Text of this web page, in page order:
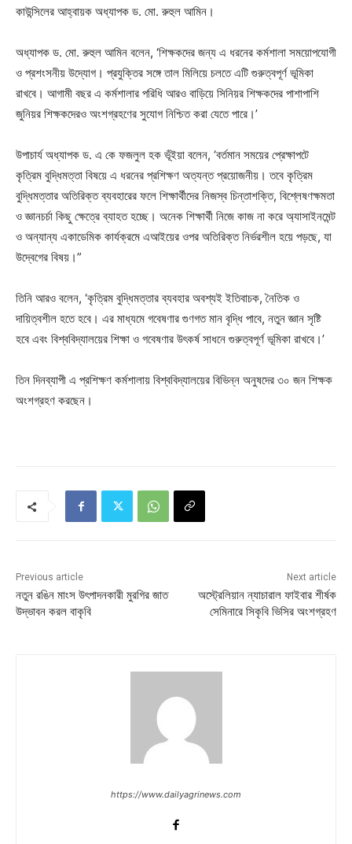
কাউন্সিলের আহ্বায়ক অধ্যাপক ড. মো. রুহুল আমিন।
অধ্যাপক ড. মো. রুহুল আমিন বলেন, ‘শিক্ষকদের জন্য এ ধরনের কর্মশালা সময়োপযোগী
ও প্রশংসনীয় উদ্যোগ। প্রযুক্তির সঙ্গে তাল মিলিয়ে চলতে এটি গুরুত্বপূর্ণ ভূমিকা
রাখবে। আগামী বছর এ কর্মশালার পরিধি আরও বাড়িয়ে সিনিয়র শিক্ষকদের পাশাপাশি
জুনিয়র শিক্ষকদেরও অংশগ্রহণের সুযোগ নিশ্চিত করা যেতে পারে।’
উপাচার্য অধ্যাপক ড. এ কে ফজলুল হক ভূঁইয়া বলেন, ‘বর্তমান সময়ের প্রেক্ষাপটে
কৃত্রিম বুদ্ধিমত্তা বিষয়ে এ ধরনের প্রশিক্ষণ অত্যন্ত প্রয়োজনীয়। তবে কৃত্রিম
বুদ্ধিমত্তার অতিরিক্ত ব্যবহারের ফলে শিক্ষার্থীদের নিজস্ব চিন্তাশক্তি, বিশ্লেষণক্ষমতা
ও জ্ঞানচর্চা কিছু ক্ষেত্রে ব্যাহত হচ্ছে। অনেক শিক্ষার্থী নিজে কাজ না করে অ্যাসাইনমেন্ট
ও অন্যান্য একাডেমিক কার্যক্রমে এআইয়ের ওপর অতিরিক্ত নির্ভরশীল হয়ে পড়ছে, যা
উদ্বেগের বিষয়।”
তিনি আরও বলেন, ‘কৃত্রিম বুদ্ধিমত্তার ব্যবহার অবশ্যই ইতিবাচক, নৈতিক ও
দায়িত্বশীল হতে হবে। এর মাধ্যমে গবেষণার গুণগত মান বৃদ্ধি পাবে, নতুন জ্ঞান সৃষ্টি
হবে এবং বিশ্ববিদ্যালয়ের শিক্ষা ও গবেষণার উৎকর্ষ সাধনে গুরুত্বপূর্ণ ভূমিকা রাখবে।’
তিন দিনব্যাপী এ প্রশিক্ষণ কর্মশালায় বিশ্ববিদ্যালয়ের বিভিন্ন অনুষদের ৩০ জন শিক্ষক
অংশগ্রহণ করছেন।
Previous article
নতুন রঙিন মাংস উৎপাদনকারী মুরগির জাত
উদ্ভাবন করল বাকৃবি
Next article
অস্ট্রেলিয়ান ন্যাচারাল ফাইবার শীর্ষক
সেমিনারে সিকৃবি ভিসির অংশগ্রহণ
https://www.dailyagrinews.com